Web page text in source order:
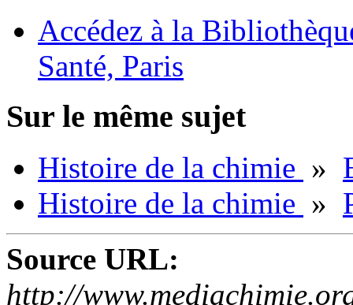
Accédez à la
Santé, Paris
Sur le même sujet
Histoire de la chimie »
Histoire de la chimie »
Source URL:
http://